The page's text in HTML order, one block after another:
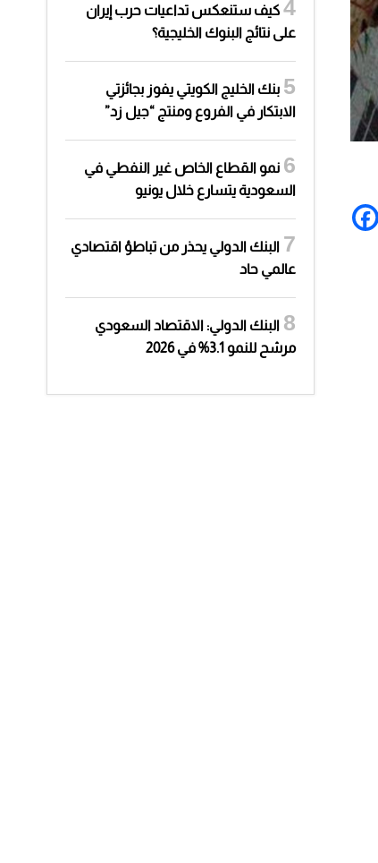
كيف ستنعكس تداعيات حرب إيران
على نتائج البنوك الخليجية؟
بنك الخليج الكويتي يفوز بجائزتي
الابتكار في الفروع ومنتج “جيل زد”
نمو القطاع الخاص غير النفطي في
السعودية يتسارع خلال يونيو
البنك الدولي يحذر من تباطؤ اقتصادي
عالمي حاد
البنك الدولي: الاقتصاد السعودي
مرشح للنمو 3.1% في 2026